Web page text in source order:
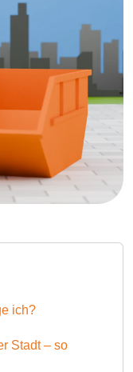
ich?
Stadt – so